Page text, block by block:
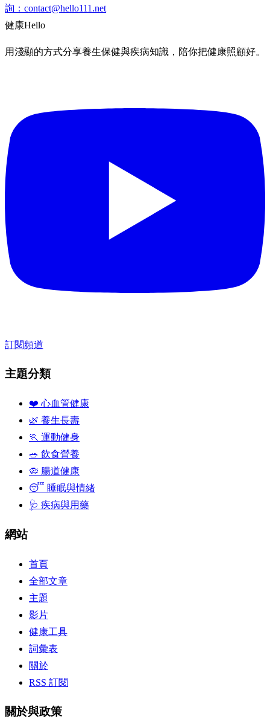
詢： contact@hello111.net
健康Hello
用淺顯的方式分享養生保健與疾病知識，陪你把健康照顧好。
訂閱頻道
主題分類
❤️ 心血管健康
🌿 養生長壽
🏃 運動健身
🥗 飲食營養
🦠 腸道健康
😴 睡眠與情緒
🩺 疾病與用藥
網站
首頁
全部文章
主題
影片
健康工具
詞彙表
關於
RSS 訂閱
關於與政策